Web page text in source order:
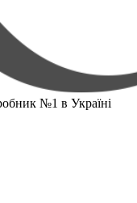
№1 в Україні